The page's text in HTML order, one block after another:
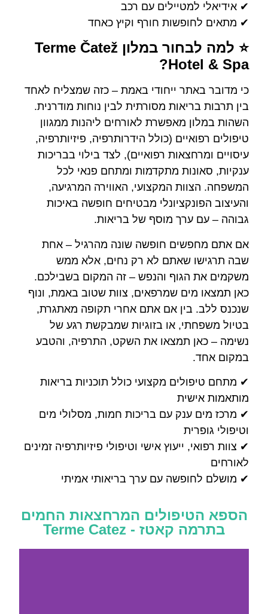
✔ אידיאלי למטיילים עם רכב
✔ מתאים לחופשות חורף וקיץ כאחד
⭐ למה לבחור במלון Terme Čatež
Hotel & Spa?
כי מדובר באתר ייחודי באמת – כזה שמצליח לאחד
בין תרבות בריאות מסורתית לבין נוחות מודרנית.
השהות במלון מאפשרת לאורחים ליהנות ממגוון
טיפולים רפואיים (כולל הידרותרפיה, פיזיותרפיה,
עיסויים ומרחצאות רפואיים), לצד בילוי בבריכות
ענקיות, סאונות מתקדמות ומתחם פנאי לכל
המשפחה. הצוות המקצועי, האווירה המרגיעה,
והעיצוב הפונקציונלי מבטיחים חופשה באיכות
גבוהה – עם ערך מוסף של בריאות.
אם אתם מחפשים חופשה שונה מהרגיל – אחת
שבה תרגישו שאתם לא רק נחים, אלא ממש
משקמים את הגוף והנפש – זה המקום בשבילכם.
כאן תמצאו מים שמרפאים, צוות שטוב באמת, ונוף
שנכנס ללב. בין אם אתם אחרי תקופה מאתגרת,
בטיול משפחתי, או בזוגיות שמבקשת רגע של
נשימה – כאן תמצאו את השקט, התרפיה, והטבע
במקום אחד.
✔ מתחם טיפולים מקצועי כולל תוכניות בריאות
מותאמות אישית
✔ מרכז מים ענק עם בריכות חמות, מסלולי מים
וטיפולי גופרית
✔ צוות רפואי, ייעוץ אישי וטיפולי פיזיותרפיה זמינים
לאורחים
✔ מושלם לחופשה עם ערך בריאותי אמיתי
הספא הטיפולים המרחצאות החמים
בתרמה קאטז - Terme Catez